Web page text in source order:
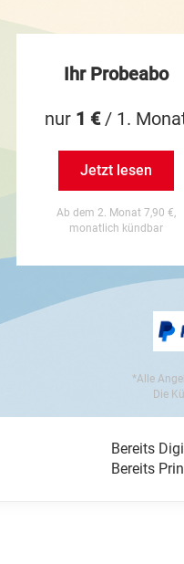
Ihr Probeabo
nur 1 €/ 1.
Jetzt lesen
Ab dem 2. Monat 7,90 €,
monatlich kündbar
*Alle
Die
Bereits
Bereits